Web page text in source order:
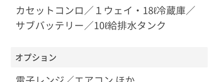
カセットコンロ／１ウェイ・18ℓ冷蔵庫／
サブバッテリー／10ℓ給排水タンク
オプション